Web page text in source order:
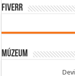
Fiverr
Múzeum